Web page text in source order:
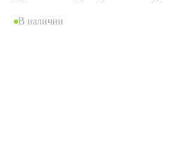
В наличии